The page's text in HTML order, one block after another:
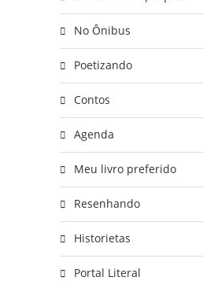
No Ônibus
Poetizando
Contos
Agenda
Meu livro preferido
Resenhando
Historietas
Portal Literal